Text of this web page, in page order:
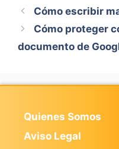
Cómo escribir
Cómo proteger
documento de
Quienes Somos
Aviso Legal